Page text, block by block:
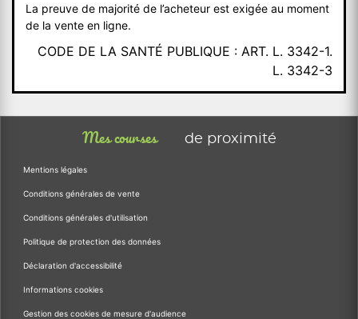
La preuve de majorité de l’acheteur est exigée au moment
de la vente en ligne.
CODE DE LA SANTÉ PUBLIQUE : ART. L. 3342-1.
L. 3342-3
Mes courses de proximité
Mentions légales
Conditions générales de vente
Conditions générales d'utilisation
Politique de protection des données
Déclaration d'accessibilité
Informations cookies
Gestion des cookies de mesure d'audience